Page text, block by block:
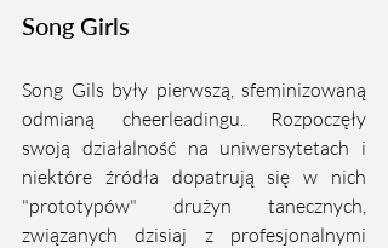
Song Girls
Song Gils były pierwszą, sfeminizowaną
odmianą cheerleadingu. Rozpoczęły
swoją działalność na uniwersytetach i
niektóre źródła dopatrują się w nich
"prototypów" drużyn tanecznych,
związanych dzisiaj z profesjonalnymi